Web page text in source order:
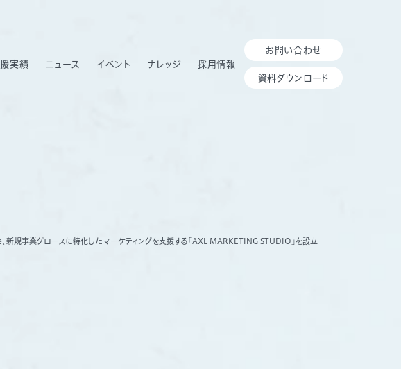
実績 ニュース イベント ナレッジ 採用情報
お問い合わせ
資料ダウンロード
新規事業グロースに特化したマーケティングを支援する「AXL MARKETING STUDIO」を設立